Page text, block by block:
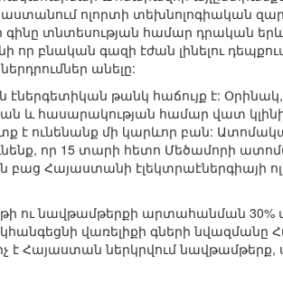
ոլորտի տեխնոլոգիական
տնտեսության համար դրական
բնական գազի էժան լինելու
անելը:
էներգետիկան թանկ հաճույք է:
և հասարակության համար վատ
է ունենանք մի կարևոր բան:
որ 15 տարի հետո Մեծամորի
Հայաստանի էլեկտրաէներգիայի
ու նավթամթերքի արտահանման 30%
կհանգեցնի վառելիքի գների
Հայաստան ներկրվում նավթամթերք,